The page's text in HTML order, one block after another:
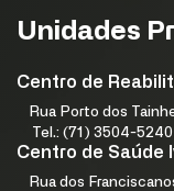
Unidades
Centro de
Rua Porto dos
Tel.: (71) 3504-5240
Centro de Saúde
Rua dos